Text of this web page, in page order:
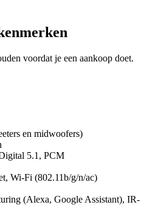
voordat je een aankoop doet.
en midwoofers)
5.1, PCM
Wi-Fi (802.11b/g/n/ac)
(Alexa, Google Assistant), IR-